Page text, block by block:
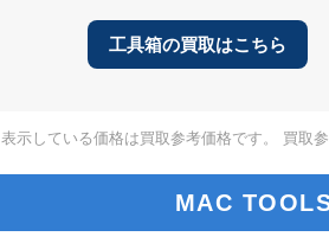
工具箱の買取はこちら
表示している価格は買取参考価格です。 買取
MAC